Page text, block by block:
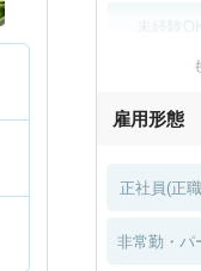
住宅手当・
土日祝休
積極採用
雇用形態
正社員(正
非常勤・パ